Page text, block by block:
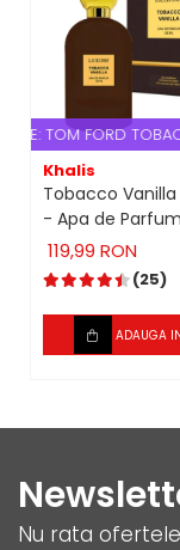
TOM FORD
Khalis
Tobacco Vanilla
- Apa de
unisex
119,99 RON
(25)
ADAUGA
Nu rata